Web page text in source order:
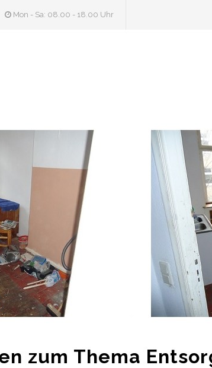
Mon - Sa: 08.00 - 18.00 Uhr
zum Thema